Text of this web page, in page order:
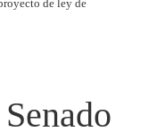
de ley de